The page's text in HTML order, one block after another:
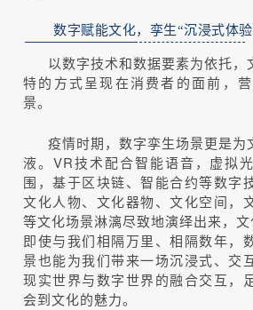
数字赋能文化，孪生“沉浸式体
以数字技术和数据要素为依托，
特的方式呈现在消费者的面前，
景。
疫情时期，数字孪生场景更是为
液。VR技术配合智能语音，虚拟
围，基于区块链、智能合约等数字
文化人物、文化器物、文化空间，
等文化场景淋漓尽致地演绎出来，文
即使与我们相隔万里、相隔数年，
景也能为我们带来一场沉浸式、交
现实世界与数字世界的融合交互，
会到文化的魅力。